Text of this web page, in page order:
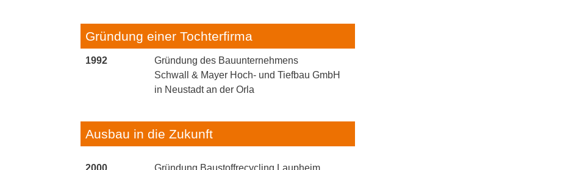
Gründung einer Tochterfirma
1992
Gründung des Bauunternehmens
Schwall & Mayer Hoch- und Tiefbau GmbH
in Neustadt an der Orla
Ausbau in die Zukunft
2000 Gründung Baustoffrecycling Laupheim